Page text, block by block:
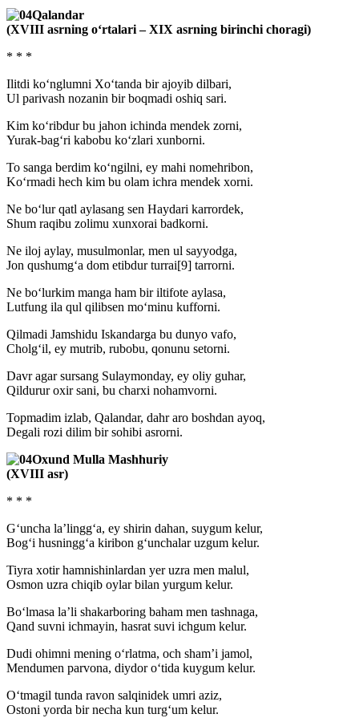
Qalandar
(XVIII asrning o‘rtalari – XIX asrning birinchi choragi)
* * *
Ilitdi ko‘nglumni Xo‘tanda bir ajoyib dilbari,
Ul parivash nozanin bir boqmadi oshiq sari.
Kim ko‘ribdur bu jahon ichinda mendek zorni,
Yurak-bag‘ri kabobu ko‘zlari xunborni.
To sanga berdim ko‘ngilni, ey mahi nomehribon,
Ko‘rmadi hech kim bu olam ichra mendek xorni.
Ne bo‘lur qatl aylasang sen Haydari karrordek,
Shum raqibu zolimu xunxorai badkorni.
Ne iloj aylay, musulmonlar, men ul sayyodga,
Jon qushumg‘a dom etibdur turrai[9] tarrorni.
Ne bo‘lurkim manga ham bir iltifote aylasa,
Lutfung ila qul qilibsen mo‘minu kufforni.
Qilmadi Jamshidu Iskandarga bu dunyo vafo,
Cholg‘il, ey mutrib, rubobu, qonunu setorni.
Davr agar sursang Sulaymonday, ey oliy guhar,
Qildurur oxir sani, bu charxi nohamvorni.
Topmadim izlab, Qalandar, dahr aro boshdan ayoq,
Degali rozi dilim bir sohibi asrorni.
Oxund Mulla Mashhuriy
(XVIII asr)
* * *
G‘uncha la’lingg‘a, ey shirin dahan, suygum kelur,
Bog‘i husningg‘a kiribon g‘unchalar uzgum kelur.
Tiyra xotir hamnishinlardan yer uzra men malul,
Osmon uzra chiqib oylar bilan yurgum kelur.
Bo‘lmasa la’li shakarboring baham men tashnaga,
Qand suvni ichmayin, hasrat suvi ichgum kelur.
Dudi ohimni mening o‘rlatma, och sham’i jamol,
Mendumen parvona, diydor o‘tida kuygum kelur.
O‘tmagil tunda ravon salqinidek umri aziz,
Ostoni yorda bir necha kun turg‘um kelur.